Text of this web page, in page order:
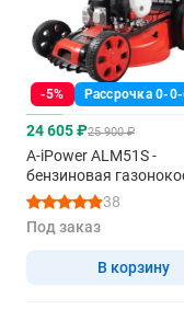
-5% Рассрочка 0-
24 605 ₽25 900 ₽
A-iPower ALM51S -
бензиновая
самоходная38
Под заказ
В корзину